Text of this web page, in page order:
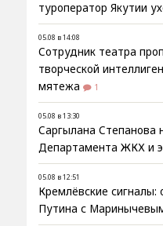
туроператор Якутии
05.08 в 14:08
Сотрудник театра
творческой
мятежа
1
05.08 в 13:30
Саргылана Степанова
Департамента ЖКХ и
05.08 в 12:51
Кремлёвские сигналы:
Путина с